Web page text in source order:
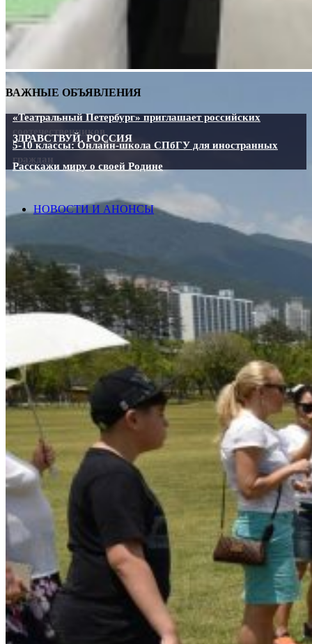
ВАЖНЫЕ ОБЪЯВЛЕНИЯ
«Театральный Петербург» приглашает российских
соотечественников
ЗДРАВСТВУЙ, РОССИЯ
5-10 классы: Онлайн-школа СПбГУ для иностранных
граждан
Расскажи миру о своей Родине
НОВОСТИ И АНОНСЫ